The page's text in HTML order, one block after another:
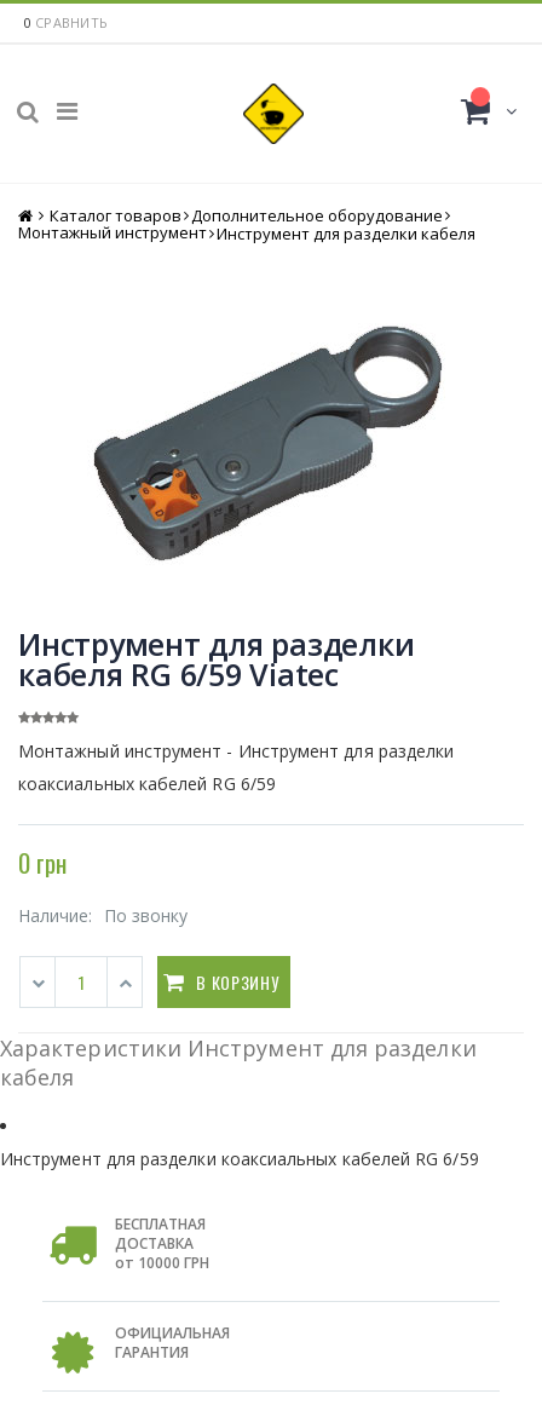
0 СРАВНИТЬ
Главная
Каталог товаров Дополнительное оборудование
Монтажный инструмент Инструмент для разделки кабеля
Инструмент для разделки
кабеля RG 6/59 Viatec
Монтажный инструмент - Инструмент для разделки
коаксиальных кабелей RG 6/59
0 грн
Наличие: По звонку
В КОРЗИНУ
Характеристики Инструмент для разделки
кабеля
Инструмент для разделки коаксиальных кабелей RG 6/59
БЕСПЛАТНАЯ
ДОСТАВКА
от 10000 ГРН
ОФИЦИАЛЬНАЯ
ГАРАНТИЯ